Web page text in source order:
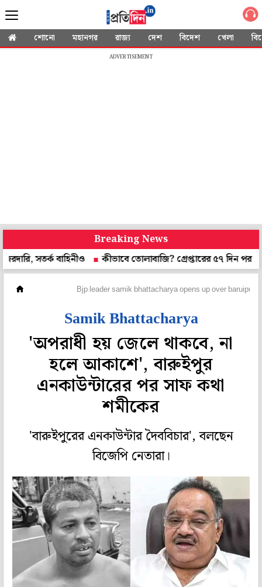
শোনো মহানগর রাজ্য দেশ বিদেশ খেলা
ADVERTISEMENT
Breaking News
বাহিনীও
কীভাবে তোলাবাজি? গ্রেপ্তারের ৫৭ দিন পর সব্যসাচী
Bjp leader samik bhattacharya opens up over baruipur
Samik Bhattacharya
'অপরাধী হয় জেলে থাকবে, না
হলে আকাশে', বারুইপুর
এনকাউন্টারের পর সাফ কথা
শমীকের
'বারুইপুরের এনকাউন্টার দৈববিচার', বলছেন
বিজেপি নেতারা।